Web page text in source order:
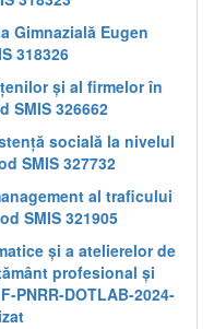
Gimnazială Eugen
318326
și al firmelor în
SMIS 326662
socială la nivelul
SMIS 327732
al traficului
SMIS 321905
și a atelierelor de
profesional și
PNRR-DOTLAB-2024-